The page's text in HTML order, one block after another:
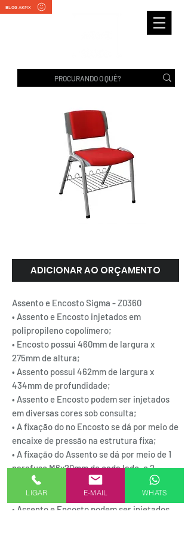
BLOG AKMX
ADICIONAR AO ORÇAMENTO
Assento e Encosto Sigma - Z0360
• Assento e Encosto injetados em
polipropileno copolímero;
• Encosto possui 460mm de largura x
275mm de altura;
• Assento possui 462mm de largura x
434mm de profundidade;
• Assento e Encosto podem ser injetados
em diversas cores sob consulta;
• A fixação do no Encosto se dá por meio de
encaixe de pressão na estrutura fixa;
• A fixação do Assento se dá por meio de 1
parafuso M6x20mm de cada lado, e 2
parafusos alto tarrachantes com 6mm
diâmetro x 22mm altura.
• Assento e Encosto podem ser injetados
LIGAR E-MAIL WHATS